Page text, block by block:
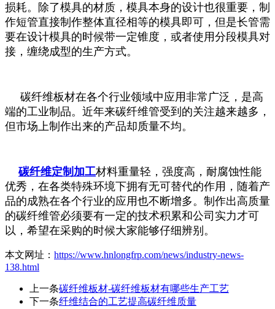
损耗。除了模具的材质，模具本身的设计也很重要，制
作短管直接制作整体直径相等的模具即可，但是长管需
要在设计模具的时候带一定锥度，或者使用分段模具对
接，缠绕成型的生产方式。
碳纤维板材在各个行业领域中应用非常广泛，是高
端的工业制品。近年来碳纤维管受到的关注越来越多，
但市场上制作出来的产品却质量不均。
碳纤维定制加工材料重量轻，强度高，耐腐蚀性能
优秀，在各类特殊环境下拥有无可替代的作用，随着产
品的成熟在各个行业的应用也不断增多。制作出高质量
的碳纤维管必须要有一定的技术积累和公司实力才可
以，希望在采购的时候大家能够仔细辨别。
本文网址： https://www.hnlongfrp.com/news/industry-news-
138.html
上一条碳纤维板材-碳纤维板材有哪些生产工艺
下一条纤维结合的工艺提高碳纤维质量